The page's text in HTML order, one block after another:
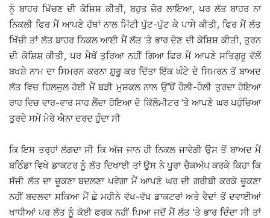
ਨੂੰ ਬਾਹਰ ਖਿੱਚਣ ਦੀ ਕੋਸ਼ਿਸ਼ ਕੀਤੀ, ਬਹੁਤ ਜ਼ੋਰ ਲਾਇਆ, ਪਰ ਲੱਤ ਬਾਹਰ ਨਾ
ਨਿਕਲੀ ਫਿਰ ਮੈਂ ਆਪਣੇ ਹੱਥਾਂ ਨਾਲ ਮਿੱਟੀ ਪੁੱਟ-ਪੁੱਟ ਕੇ ਪਾਸੇ ਕੀਤੀ, ਫਿਰ ਮੈਂ ਲੱਤ
ਖਿੱਚੀ ਤਾਂ ਲੱਤ ਬਾਹਰ ਨਿਕਲ ਆਈ ਮੈਂ ਲੱਤ ’ਤੇ ਭਾਰ ਦੇਣ ਦੀ ਕੋਸ਼ਿਸ਼ ਕੀਤੀ, ਤੁਰਨ
ਦੀ ਕੋਸ਼ਿਸ਼ ਕੀਤੀ, ਪਰ ਮੈਥੋਂ ਤੁਰਿਆ ਨਹੀਂ ਗਿਆ ਫਿਰ ਮੈਂ ਆਪਣੇ ਸਤਿਗੁਰੂ ਵੱਲੋਂ
ਬਖਸ਼ੇ ਨਾਮ ਦਾ ਸਿਮਰਨ ਕਰਨਾ ਸ਼ੁਰੂ ਕਰ ਦਿੱਤਾ ਇੱਕ ਘੰਟੇ ਦੇ ਸਿਮਰਨ ਤੋਂ ਬਾਅਦ
ਲੱਤ ਵਿਚ ਹਿਲਜੁਲ ਹੋਈ ਮੈਂ ਬੜੀ ਮੁਸ਼ਕਲ ਨਾਲ ਉੱਥੋਂ ਹੌਲੀ-ਹੌਲੀ ਤੁਰਦਾ ਹੋਇਆ
ਰਾਹ ਵਿਚ ਵਾਰ-ਵਾਰ ਸਾਹ ਲੈਂਦਾ ਹੋਇਆ ਦੋ ਕਿੱਲੋਮੀਟਰ ’ਤੇ ਆਪਣੇ ਘਰ ਪਹੁੰਚਿਆ
ਤੁਰਦੇ ਸਮੇਂ ਮੇਰੇ ਐਨਾ ਦਰਦ ਹੁੰਦਾ ਸੀ
ਕਿ ਇਸ ਤਰ੍ਹਾਂ ਲੱਗਦਾ ਸੀ ਕਿ ਅੱਜ ਜਾਨ ਹੀ ਨਿਕਲ ਜਾਵੇਗੀ ਉਸ ਤੋਂ ਬਾਅਦ ਮੈਂ
ਬਠਿੰਡਾ ਵਿਖੇ ਡਾਕਟਰ ਨੂੰ ਲੱਤ ਦਿਖਾਈ ਤਾਂ ਉਸ ਨੇ ਪੂਰਾ ਚੈਕਅੱਪ ਕਰਕੇ ਕਿਹਾ ਕਿ
ਸੱਜੀ ਲੱਤ ਦਾ ਚੂਕਣਾ ਬਦਲਣਾ ਪਵੇਗਾ ਮੈਂ ਆਪਣੇ ਘਰ ਦੀ ਗਰੀਬੀ ਕਰਕੇ ਚੂਕਣਾ
ਨਹੀਂ ਬਦਲਵਾ ਸਕਿਆ ਮੈਂ ਛੇ ਮਹੀਨੇ ਵੱਖ-ਵੱਖ ਡਾਕਟਰਾਂ ਅਤੇ ਵੈਦਾਂ ਤੋਂ ਦਵਾਈਆਂ
ਖਾਧੀਆਂ ਪਰ ਲੱਤ ਨੂੰ ਕੋਈ ਫਰਕ ਨਹੀਂ ਪਿਆ ਜਦੋਂ ਮੈਂ ਲੱਤ ’ਤੇ ਭਾਰ ਦਿੰਦਾ ਸੀ ਤਾਂ